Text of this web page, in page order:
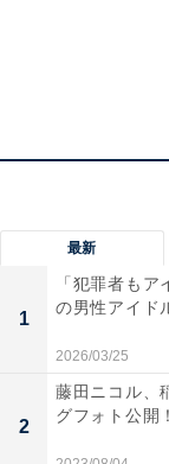
最新
1
「犯罪者も
の男性アイド
2026/03/25
2
藤田ニコル、
グフォト公開